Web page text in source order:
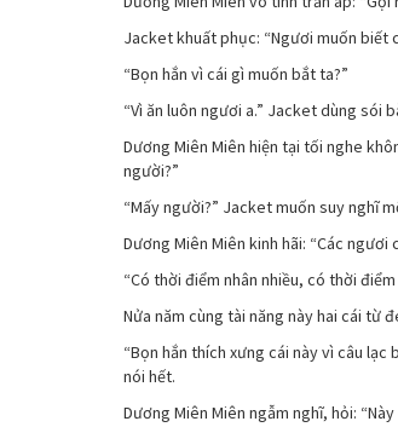
Jacket khuất phục: “Ngươi muốn biết
“Bọn hắn vì cái gì muốn bắt ta?”
“Vì ăn luôn ngươi a.” Jacket dùng sói
Dương Miên Miên hiện tại tối nghe
người?”
“Mấy người?” Jacket muốn suy nghĩ
Dương Miên Miên kinh hãi: “Các ngươi
“Có thời điểm nhân nhiều, có thời
Nửa năm cùng tài năng này hai cái từ
“Bọn hắn thích xưng cái này vì câu
nói hết.
Dương Miên Miên ngẫm nghĩ, hỏi: